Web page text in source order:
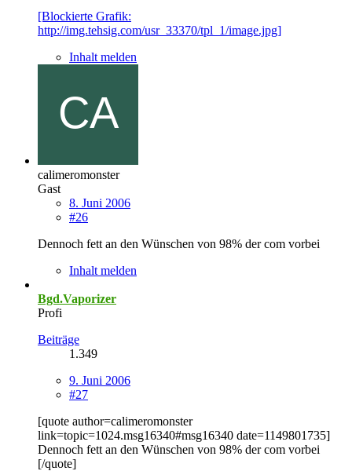
[Blockierte Grafik:
http://img.tehsig.com/usr_33370/tpl_1/image.jpg]
Inhalt melden
calimeromonster
Gast
8. Juni 2006
#26
Dennoch fett an den Wünschen von 98% der com vorbei
Inhalt melden
Bgd.Vaporizer
Profi
Beiträge
1.349
9. Juni 2006
#27
[quote author=calimeromonster
link=topic=1024.msg16340#msg16340 date=1149801735]
Dennoch fett an den Wünschen von 98% der com vorbei
[/quote]